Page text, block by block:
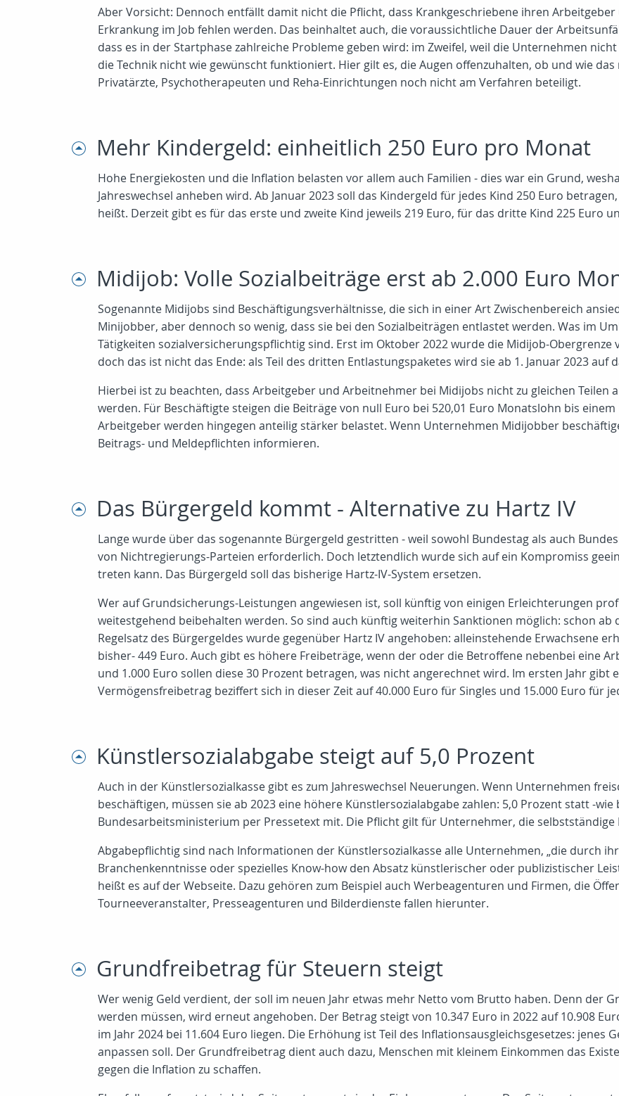
Aber Vorsicht: Dennoch entfällt damit nicht die Pflicht, dass Krankgeschriebene ihren
Erkrankung im Job fehlen werden. Das beinhaltet auch, die voraussichtliche Dauer der
dass es in der Startphase zahlreiche Probleme geben wird: im Zweifel, weil die Unternehmen
die Technik nicht wie gewünscht funktioniert. Hier gilt es, die Augen offenzuhalten, ob und wie
Privatärzte, Psychotherapeuten und Reha-Einrichtungen noch nicht am Verfahren beteiligt.
Mehr Kindergeld: einheitlich 250 Euro pro Monat
Hohe Energiekosten und die Inflation belasten vor allem auch Familien - dies war ein Grund,
Jahreswechsel anheben wird. Ab Januar 2023 soll das Kindergeld für jedes Kind 250 Euro
heißt. Derzeit gibt es für das erste und zweite Kind jeweils 219 Euro, für das dritte Kind 225 Euro
Midijob: Volle Sozialbeiträge erst ab 2.000 Euro
Sogenannte Midijobs sind Beschäftigungsverhältnisse, die sich in einer Art Zwischenbereich
Minijobber, aber dennoch so wenig, dass sie bei den Sozialbeiträgen entlastet werden. Was im
Tätigkeiten sozialversicherungspflichtig sind. Erst im Oktober 2022 wurde die Midijob-
doch das ist nicht das Ende: als Teil des dritten Entlastungspaketes wird sie ab 1. Januar 2023 auf
Hierbei ist zu beachten, dass Arbeitgeber und Arbeitnehmer bei Midijobs nicht zu gleichen Teilen
werden. Für Beschäftigte steigen die Beiträge von null Euro bei 520,01 Euro Monatslohn bis
Arbeitgeber werden hingegen anteilig stärker belastet. Wenn Unternehmen Midijobber
Beitrags- und Meldepflichten informieren.
Das Bürgergeld kommt - Alternative zu Hartz IV
Lange wurde über das sogenannte Bürgergeld gestritten - weil sowohl Bundestag als auch
von Nichtregierungs-Parteien erforderlich. Doch letztendlich wurde sich auf ein Kompromiss
treten kann. Das Bürgergeld soll das bisherige Hartz-IV-System ersetzen.
Wer auf Grundsicherungs-Leistungen angewiesen ist, soll künftig von einigen Erleichterungen
weitestgehend beibehalten werden. So sind auch künftig weiterhin Sanktionen möglich: schon ab
Regelsatz des Bürgergeldes wurde gegenüber Hartz IV angehoben: alleinstehende Erwachsene
bisher- 449 Euro. Auch gibt es höhere Freibeträge, wenn der oder die Betroffene nebenbei eine
und 1.000 Euro sollen diese 30 Prozent betragen, was nicht angerechnet wird. Im ersten Jahr gibt
Vermögensfreibetrag beziffert sich in dieser Zeit auf 40.000 Euro für Singles und 15.000 Euro für
Künstlersozialabgabe steigt auf 5,0 Prozent
Auch in der Künstlersozialkasse gibt es zum Jahreswechsel Neuerungen. Wenn Unternehmen
beschäftigen, müssen sie ab 2023 eine höhere Künstlersozialabgabe zahlen: 5,0 Prozent statt -
Bundesarbeitsministerium per Pressetext mit. Die Pflicht gilt für Unternehmer, die
Abgabepflichtig sind nach Informationen der Künstlersozialkasse alle Unternehmen, „die durch
Branchenkenntnisse oder spezielles Know-how den Absatz künstlerischer oder publizistischer
heißt es auf der Webseite. Dazu gehören zum Beispiel auch Werbeagenturen und Firmen, die
Tourneeveranstalter, Presseagenturen und Bilderdienste fallen hierunter.
Grundfreibetrag für Steuern steigt
Wer wenig Geld verdient, der soll im neuen Jahr etwas mehr Netto vom Brutto haben. Denn der
werden müssen, wird erneut angehoben. Der Betrag steigt von 10.347 Euro in 2022 auf 10.908
im Jahr 2024 bei 11.604 Euro liegen. Die Erhöhung ist Teil des Inflationsausgleichsgesetzes: jenes
anpassen soll. Der Grundfreibetrag dient auch dazu, Menschen mit kleinem Einkommen das
gegen die Inflation zu schaffen.